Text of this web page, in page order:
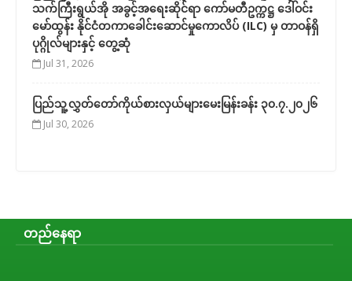
သက်ကြီးရွယ်အို အခွင့်အရေးဆိုင်ရာ ကော်မတီဥက္ကဋ္ဌ ဒေါ်ဝင်း
မော်ထွန်း နိုင်ငံတကာခေါင်းဆောင်မှုကောလိပ် (ILC) မှ တာဝန်ရှိ
ပုဂ္ဂိုလ်များနှင့် တွေ့ဆုံ
Jul 31, 2026
ပြည်သူ့လွှတ်တော်ကိုယ်စားလှယ်များမေးမြန်းခန်း ၃၀.၇.၂၀၂၆
Jul 30, 2026
တည်နေရာ